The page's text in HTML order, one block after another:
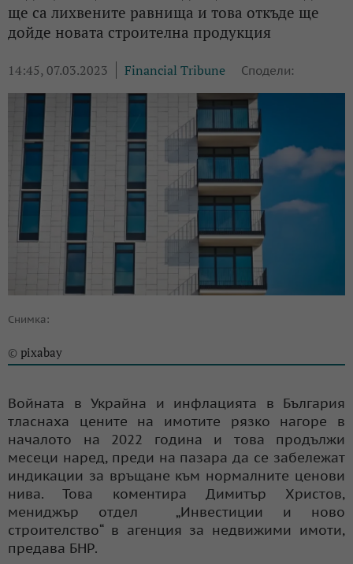
ще са лихвените равнища и това откъде ще
дойде новата строителна продукция
14:45, 07.03.2023 Financial Tribune Сподели:
Снимка:
© pixabay
Войната в Украйна и инфлацията в България
тласнаха цените на имотите рязко нагоре в
началото на 2022 година и това продължи
месеци наред, преди на пазара да се забележат
индикации за връщане към нормалните ценови
нива. Това коментира Димитър Христов,
мениджър отдел „Инвестиции и ново
строителство“ в агенция за недвижими имоти,
предава БНР.